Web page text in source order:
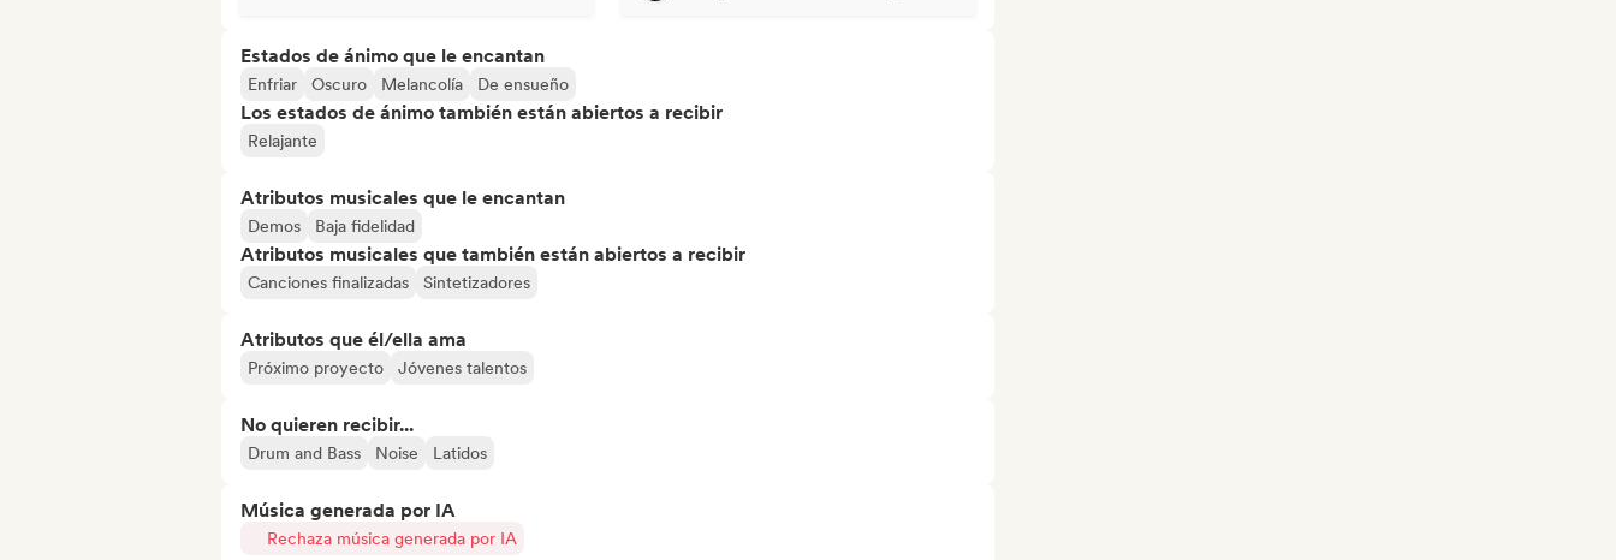
Estados de ánimo que le encantan
Enfriar Oscuro Melancolía De ensueño
Los estados de ánimo también están abiertos a recibir
Relajante
Atributos musicales que le encantan
Demos Baja fidelidad
Atributos musicales que también están abiertos a recibir
Canciones finalizadas Sintetizadores
Atributos que él/ella ama
Próximo proyecto Jóvenes talentos
No quieren recibir...
Drum and Bass Noise Latidos
Música generada por IA
Rechaza música generada por IA